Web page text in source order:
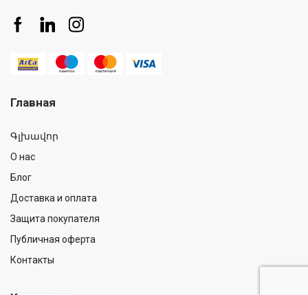
Главная
Գլխավոր
О нас
Блог
Доставка и оплата
Защита покупателя
Публичная оферта
Контакты